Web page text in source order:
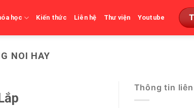
học Kiến thức Liên hệ Thư viện Youtube
NOI HAY
Thông tin